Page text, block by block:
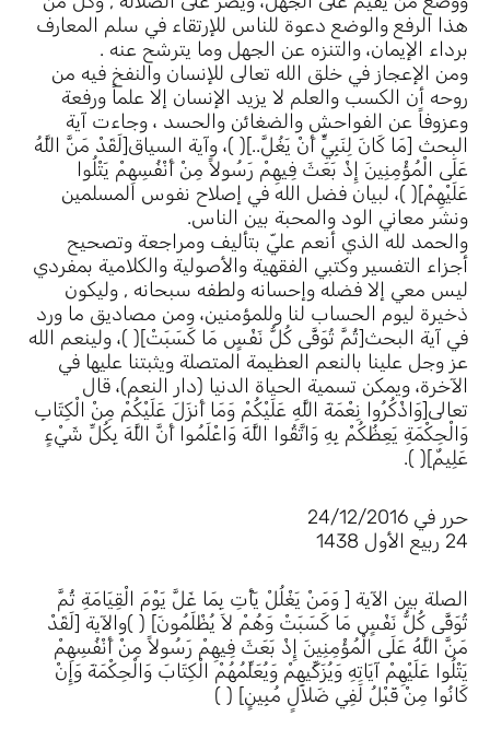
هذا الرفع والوضع دعوة للناس للإرتقاء في سلم المعارف
برداء الإيمان، والتنزه عن الجهل وما يترشح عنه .
ومن الإعجاز في خلق الله تعالى للإنسان والنفخ فيه من
روحه أن الكسب والعلم لا يزيد الإنسان إلا علماً ورفعة
وعزوفاً عن الفواحش والضغائن والحسد ، وجاءت آية
البحث [مَا كَانَ لِنَبِيٍّ أَنْ يَغُلَّ..]( )، وآية السياق[لَقَدْ مَنَّ اللَّهُ
عَلَى الْمُؤْمِنِينَ إِذْ بَعَثَ فِيهِمْ رَسُولاً مِنْ أَنْفُسِهِمْ يَتْلُوا
عَلَيْهِمْ]( )، لبيان فضل الله في إصلاح نفوس المسلمين
ونشر معاني الود والمحبة بين الناس.
والحمد لله الذي أنعم عليّ بتأليف ومراجعة وتصحيح
أجزاء التفسير وكتبي الفقهية والأصولية والكلامية بمفردي
ليس معي إلا فضله وإحسانه ولطفه سبحانه , وليكون
ذخيرة ليوم الحساب لنا وللمؤمنين، ومن مصاديق ما ورد
في آية البحث[ثُمَّ تُوَفَّى كُلُّ نَفْسٍ مَا كَسَبَتْ]( )، ولينعم الله
عز وجل علينا بالنعم العظيمة المتصلة ويثبتنا عليها في
الآخرة، ويمكن تسمية الحياة الدنيا (دار النعم)، قال
تعالى[وَاذْكُرُوا نِعْمَةَ اللَّهِ عَلَيْكُمْ وَمَا أَنزَلَ عَلَيْكُمْ مِنْ الْكِتَابِ
وَالْحِكْمَةِ يَعِظُكُمْ بِهِ وَاتَّقُوا اللَّهَ وَاعْلَمُوا أَنَّ اللَّهَ بِكُلِّ شَيْءٍ
عَلِيمٌ]( ).
حرر في 24/12/2016
24 ربيع الأول 1438
الصلة بين الآية [ وَمَنْ يَغْلُلْ يَأْتِ بِمَا غَلَّ يَوْمَ الْقِيَامَةِ ثُمَّ
تُوَفَّى كُلُّ نَفْسٍ مَا كَسَبَتْ وَهُمْ لاَ يُظْلَمُونَ] ( )والآية [لَقَدْ
مَنَّ اللَّهُ عَلَى الْمُؤْمِنِينَ إِذْ بَعَثَ فِيهِمْ رَسُولاً مِنْ أَنْفُسِهِمْ
يَتْلُوا عَلَيْهِمْ آيَاتِهِ وَيُزَكِّيهِمْ وَيُعَلِّمُهُمْ الْكِتَابَ وَالْحِكْمَةَ وَإِنْ
كَانُوا مِنْ قَبْلُ لَفِي ضَلاَلٍ مُبِينٍ] ( )